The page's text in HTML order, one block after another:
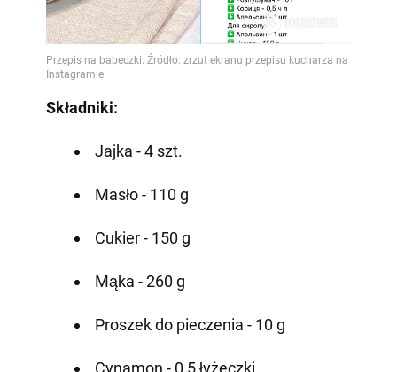
Składniki:
Jajka - 4 szt.
Masło - 110 g
Cukier - 150 g
Mąka - 260 g
Proszek do pieczenia - 10 g
Cynamon - 0,5 łyżeczki.